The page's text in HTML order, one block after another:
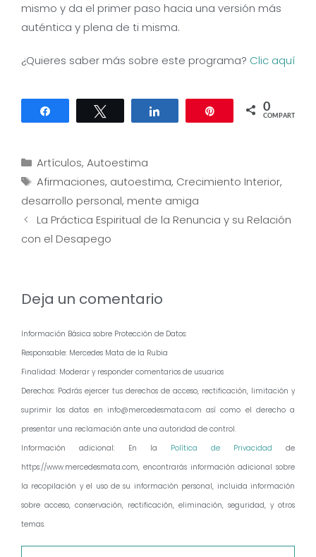
mismo y da el primer paso hacia una versión más
auténtica y plena de ti misma.
¿Quieres saber más sobre este programa? Clic aquí
Compartir Twittear Compartir 0
COMPARTIR
Categorías
Artículos, Autoestima
Etiquetas
Afirmaciones, autoestima, Crecimiento Interior,
desarrollo personal, mente amiga
Navegación
entradas
La Práctica Espiritual de la Renuncia y su Relación
con el Desapego
Deja un comentario
Información Básica sobre Protección de Datos:
Responsable: Mercedes Mata de la Rubia
Finalidad: Moderar y responder comentarios de usuarios
Derechos: Podrás ejercer tus derechos de acceso, rectificación, limitación y
suprimir los datos en info@mercedesmata.com así como el derecho a
presentar una reclamación ante una autoridad de control.
Información adicional: En la Política de Privacidad de
https://www.mercedesmata.com, encontrarás información adicional sobre
la recopilación y el uso de su información personal, incluida información
sobre acceso, conservación, rectificación, eliminación, seguridad, y otros
temas.